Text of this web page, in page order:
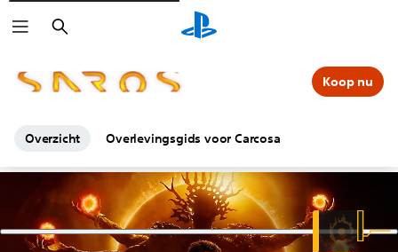
Zoeken
Overzicht Overlevingsgids voor Carcosa
Koop nu